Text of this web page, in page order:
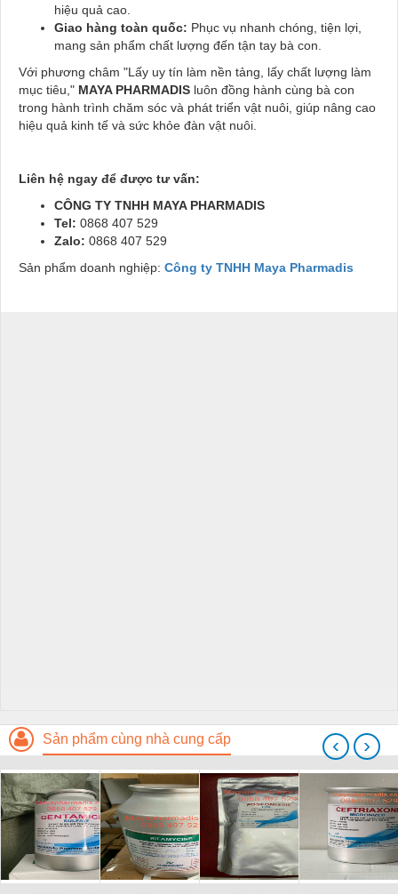
hiệu quả cao.
Giao hàng toàn quốc: Phục vụ nhanh chóng, tiện lợi,
mang sản phẩm chất lượng đến tận tay bà con.
Với phương châm "Lấy uy tín làm nền tảng, lấy chất lượng làm
mục tiêu," MAYA PHARMADIS luôn đồng hành cùng bà con
trong hành trình chăm sóc và phát triển vật nuôi, giúp nâng cao
hiệu quả kinh tế và sức khỏe đàn vật nuôi.
Liên hệ ngay để được tư vấn:
CÔNG TY TNHH MAYA PHARMADIS
Tel: 0868 407 529
Zalo: 0868 407 529
Sản phẩm doanh nghiệp: Công ty TNHH Maya Pharmadis
Sản phẩm cùng nhà cung cấp ‹ ›